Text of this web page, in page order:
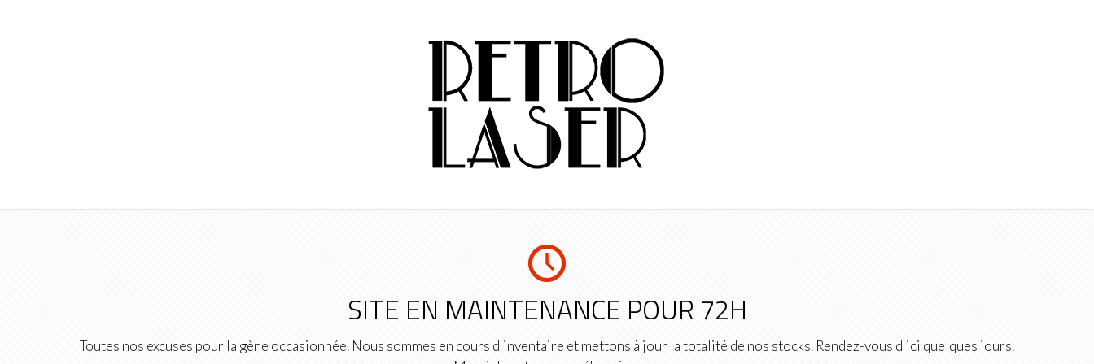
SITE EN MAINTENANCE POUR 72H
Toutes nos excuses pour la gène occasionnée. Nous sommes en cours d'inventaire et mettons à jour la totalité de nos stocks. Rendez-vous d'ici quelques jours.